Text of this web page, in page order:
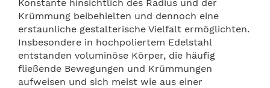
Konstante hinsichtlich des Radius und der
Krümmung beibehielten und dennoch eine
erstaunliche gestalterische Vielfalt ermöglichten.
Insbesondere in hochpoliertem Edelstahl
entstanden voluminöse Körper, die häufig
fließende Bewegungen und Krümmungen
aufweisen und sich meist wie aus einer